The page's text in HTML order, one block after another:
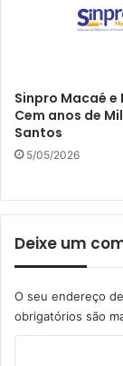
Sinpro Macaé e
Cem anos de
Santos
5/05/2026
Deixe um
O seu endereço
obrigatórios são